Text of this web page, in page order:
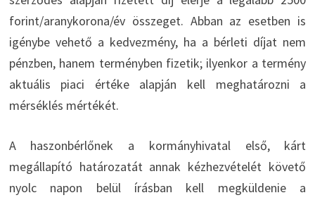
forint/aranykorona/év összeget. Abban az esetben is
igénybe vehető a kedvezmény, ha a bérleti díjat nem
pénzben, hanem terményben fizetik; ilyenkor a termény
aktuális piaci értéke alapján kell meghatározni a
mérséklés mértékét.
A haszonbérlőnek a kormányhivatal első, kárt
megállapító határozatát annak kézhezvételét követő
nyolc napon belül írásban kell megküldenie a